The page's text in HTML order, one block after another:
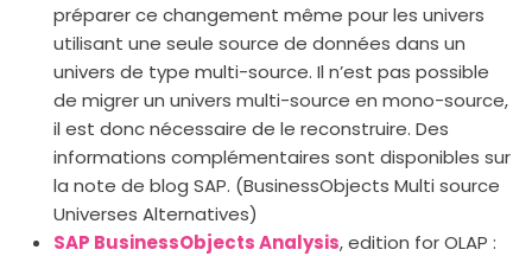
préparer ce changement même pour les univers
utilisant une seule source de données dans un
univers de type multi-source. Il n’est pas possible
de migrer un univers multi-source en mono-source,
il est donc nécessaire de le reconstruire. Des
informations complémentaires sont disponibles sur
la note de blog SAP. (BusinessObjects Multi source
Universes Alternatives)
SAP BusinessObjects Analysis, edition for OLAP :